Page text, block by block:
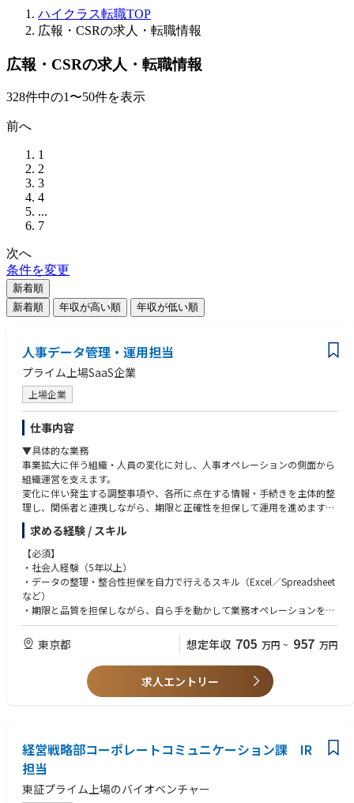
ハイクラス転職TOP
広報・CSRの求人・転職情報
広報・CSRの求人・転職情報
328件中の1〜50件を表示
前へ
1
2
3
4
...
7
次へ
条件を変更
新着順
新着順
年収が高い順 年収が低い順
人事データ管理・運用担当
プライム上場SaaS企業
上場企業
仕事内容
▼具体的な業務
事業拡大に伴う組織・人員の変化に対し、人事オペレーションの側面から
組織運営を支えます。
変化に伴い発生する調整事項や、各所に点在する情報・手続きを主体的整
理し、関係者と連携しながら、期限と正確性を担保して運用を進めます。
▼業務例
・人員数や評価に関するデータの集計・整理
・組織変更に伴う調整・情報集約
・各部門長・役員陣へのレポーティング
・入社・異動・退職などの人事イベントに伴う調整・情報集約
・人事施策展開におけるルール・ドキュメント整備や進行管理
求める経験 / スキル
【必須】
・社会人経験（5年以上）
・データの整理・整合性担保を自力で行えるスキル（Excel／Spreadsheet
など）
・期限と品質を担保しながら、自ら手を動かして業務オペレーションを推
進した経験
・複数の部門やレイヤーの異なるステークホルダーを巻き込み、論点整理
と合意形成を行いながら運用を完遂した経験
東京都 想定年収 705 万円 ~ 957 万円
求人エントリー
経営戦略部コーポレートコミュニケーション課 IR
担当
東証プライム上場のバイオベンチャー